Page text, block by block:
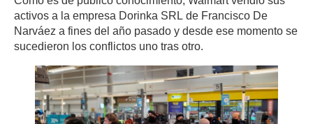
activos a la empresa Dorinka SRL de Francisco De
Narváez a fines del año pasado y desde ese momento se
sucedieron los conflictos uno tras otro.